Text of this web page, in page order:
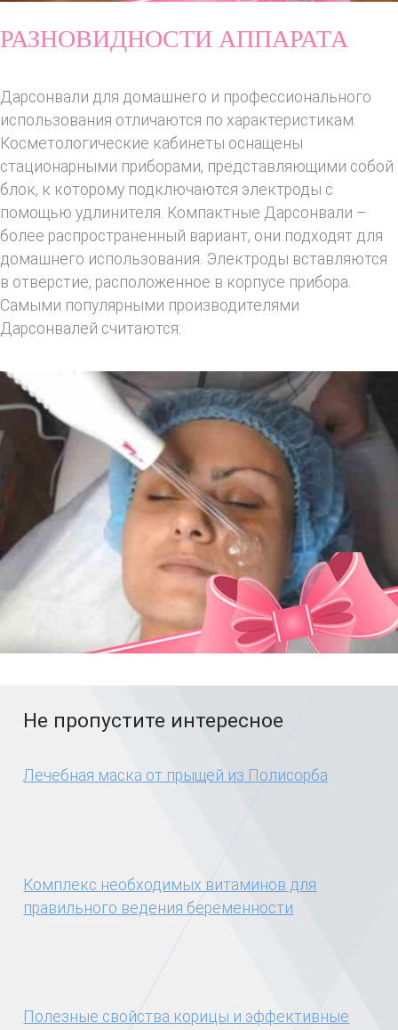
РАЗНОВИДНОСТИ АППАРАТА
Дарсонвали для домашнего и профессионального
использования отличаются по характеристикам.
Косметологические кабинеты оснащены
стационарными приборами, представляющими собой
блок, к которому подключаются электроды с
помощью удлинителя. Компактные Дарсонвали –
более распространенный вариант, они подходят для
домашнего использования. Электроды вставляются
в отверстие, расположенное в корпусе прибора.
Самыми популярными производителями
Дарсонвалей считаются:
Не пропустите интересное
Лечебная маска от прыщей из Полисорба
Комплекс необходимых витаминов для
правильного ведения беременности
Полезные свойства корицы и эффективные